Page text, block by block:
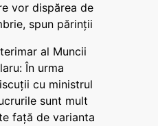
vor dispărea de
spun părinții
al Muncii
În urma
cu ministrul
sunt mult
față de varianta